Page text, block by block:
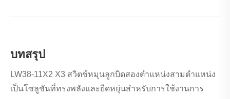
บทสรุป
LW38-11X2 X3 สวิตช์หมุนลูกบิดสองตำแหน่งสามตำแหน่ง
เป็นโซลูชันที่ทรงพลังและยืดหยุ่นสำหรับการใช้งานการ